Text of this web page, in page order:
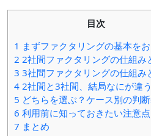
グ
の
違
を
目次
1 まずファクタリングの基本を
2 2社間ファクタリングの仕組み
3 3社間ファクタリングの仕組み
4 2社間と3社間、結局なにが違
5 どちらを選ぶ？ケース別の判
6 利用前に知っておきたい注意点
7 まとめ